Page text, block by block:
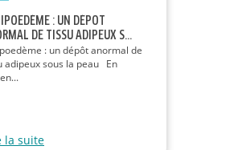
: UN DÉPÔT
DE TISSU ADIPEUX S...
: un dépôt anormal de
adipeux sous la peau En
la suite